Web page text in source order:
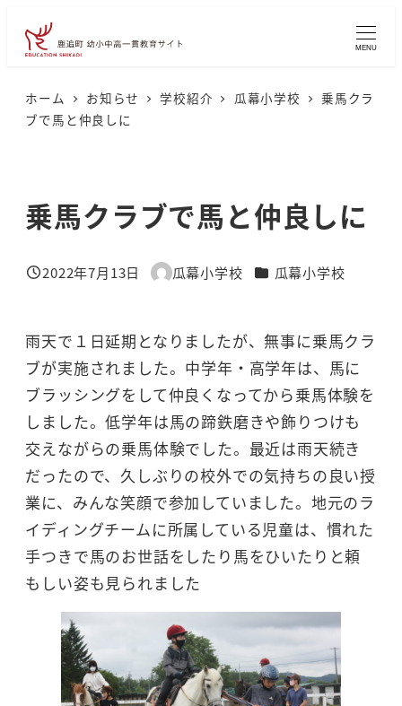
MENU
ホーム お知らせ 学校紹介 瓜幕小学校
乗馬クラ
ブで馬と仲良しに
乗馬クラブで馬と仲良しに
投稿日
2022年7月13日
著
瓜幕小学校 カテゴリー
瓜幕小学校
雨天で１日延期となりましたが、無事に乗馬クラ
ブが実施されました。中学年・高学年は、馬に
ブラッシングをして仲良くなってから乗馬体験を
しました。低学年は馬の蹄鉄磨きや飾りつけも
交えながらの乗馬体験でした。最近は雨天続き
だったので、久しぶりの校外での気持ちの良い授
業に、みんな笑顔で参加していました。地元のラ
イディングチームに所属している児童は、慣れた
手つきで馬のお世話をしたり馬をひいたりと頼
もしい姿も見られました